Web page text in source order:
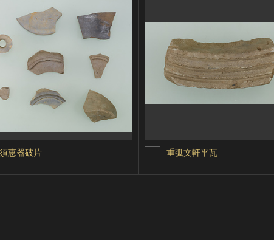
須恵器破片 重弧文軒平瓦